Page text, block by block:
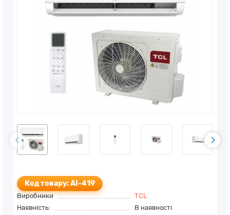
Код товару: AI-419
Виробники
TCL
Наявність:
В наявності